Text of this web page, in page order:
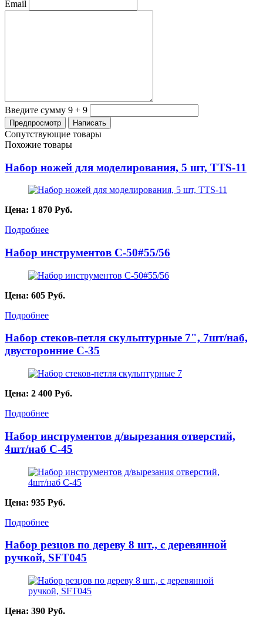
Email
Введите сумму 9 + 9
Сопутствующие товары
Похожие товары
Набор ножей для моделирования, 5 шт, TTS-11
Цена: 1 870 Руб.
Подробнее
Набор инструментов C-50#55/56
Цена: 605 Руб.
Подробнее
Набор стеков-петля скульптурные 7", 7шт/наб,
двусторонние C-35
Цена: 2 400 Руб.
Подробнее
Набор инструментов д/вырезания отверстий,
4шт/наб С-45
Цена: 935 Руб.
Подробнее
Набор резцов по дереву 8 шт., с деревянной
ручкой, SFT045
Цена: 390 Руб.